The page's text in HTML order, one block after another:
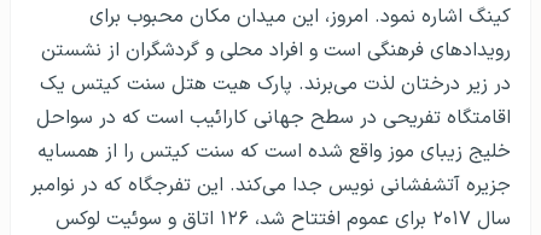
کینگ اشاره نمود. امروز، این میدان مکان محبوب برای
رویدادهای فرهنگی است و افراد محلی و گردشگران از نشستن
در زیر درختان لذت می‌‌‌برند. پارک هیت هتل سنت کیتس یک
اقامتگاه تفریحی در سطح جهانی کارائیب است که در سواحل
خلیج زیبای موز واقع شده است که سنت کیتس را از همسایه
جزیره آتشفشانی نویس جدا می‌کند. این تفرجگاه که در نوامبر
سال ۲۰۱۷ برای عموم افتتاح شد، ۱۲۶ اتاق و سوئیت لوکس